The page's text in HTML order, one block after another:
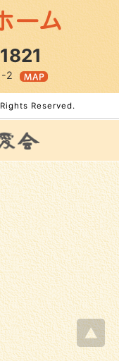
2
Reserved.